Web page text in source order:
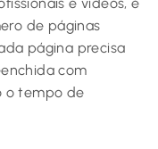
de páginas
página precisa
com
o tempo de